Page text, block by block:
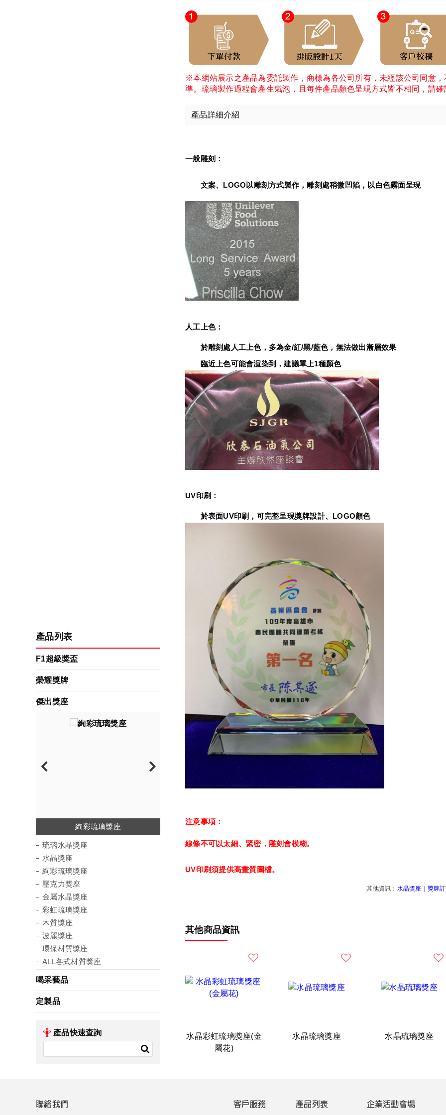
產品列表
F1超級獎盃
榮耀獎牌
傑出獎座
琉璃水晶獎座
水晶獎座
絢彩琉璃獎座
壓克力獎座
金屬水晶獎座
彩虹琉璃獎座
木質獎座
波麗獎座
環保材質獎座
琉璃水晶獎座
水晶獎座
絢彩琉璃獎座
壓克力獎座
金屬水晶獎座
彩虹琉璃獎座
木質獎座
波麗獎座
環保材質獎座
ALL各式材質獎座
喝采藝品
定製品
產品快速查詢
※本網站展示之產品為委託製作，商標為各公司所有，未經該公司同意
準。琉璃製作過程會產生氣泡，且每件產品顏色呈現方式皆不相同，請
產品詳細介紹
一般雕刻：
文案、LOGO以雕刻方式製作，雕刻處稍微凹陷，以白色霧面呈現
人工上色：
於雕刻處人工上色，多為金/紅/黑/藍色，無法做出漸層效果
臨近上色可能會渲染到，建議單上1種顏色
UV印刷：
於表面UV印刷，可完整呈現獎牌設計、LOGO顏色
注意事項：
線條不可以太細、緊密，雕刻會模糊。
UV印刷須提供高畫質圖檔。
其他資訊： 水晶獎座 獎牌
其他商品資訊
水晶彩虹琉璃獎座(金
屬花)
水晶琉璃獎座 水晶琉璃獎座
聯絡我們 客戶服務 產品列表 企業活動會場